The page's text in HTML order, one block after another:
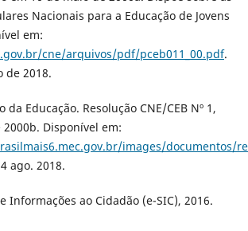
Nacionais para a Educação de Jovens
em:
cne/arquivos/pdf/pceb011_00.pdf.
de 2018.
da Educação. Resolução CNE/CEB Nº 1,
Disponível em:
images/documentos/
ago. 2018.
Informações ao Cidadão (e-SIC), 2016.